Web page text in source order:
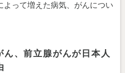
よって増えた病気、がんについ
、前立腺がんが日本人